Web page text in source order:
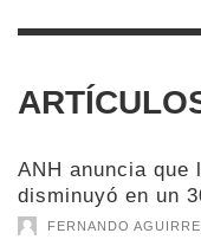
ANH anuncia que
disminuyó en un
FERNANDO AGUIRRE